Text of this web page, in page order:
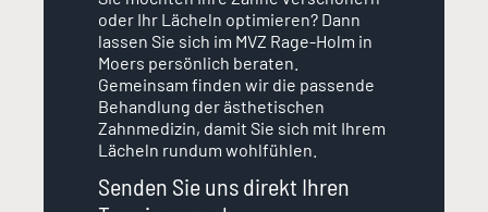
oder Ihr Lächeln optimieren? Dann
lassen Sie sich im MVZ Rage-Holm in
Moers persönlich beraten.
Gemeinsam finden wir die passende
Behandlung der ästhetischen
Zahnmedizin, damit Sie sich mit Ihrem
Lächeln rundum wohlfühlen.
Senden Sie uns direkt Ihren